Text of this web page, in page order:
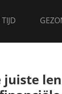
TIJD
juiste